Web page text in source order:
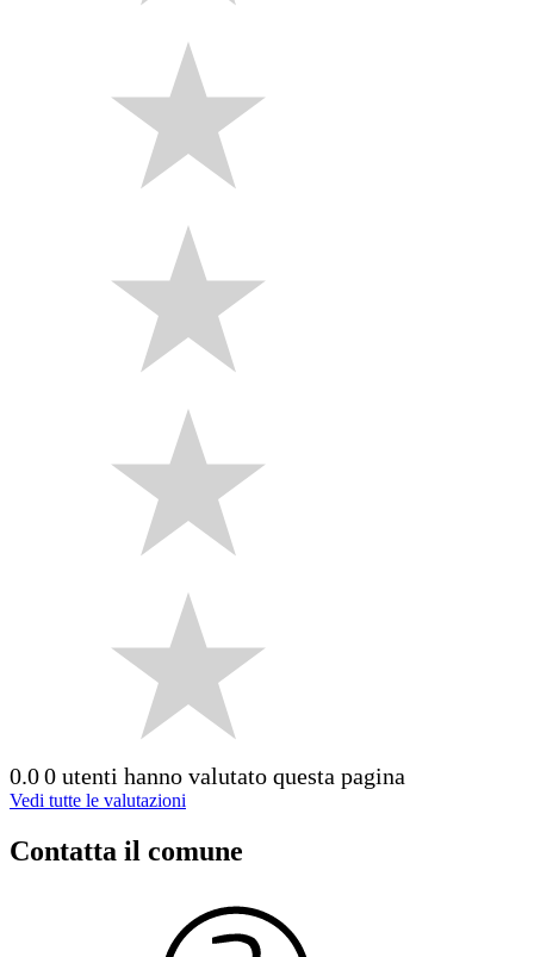
0.00 utenti hanno valutato questa pagina
Vedi tutte le valutazioni
Contatta il comune